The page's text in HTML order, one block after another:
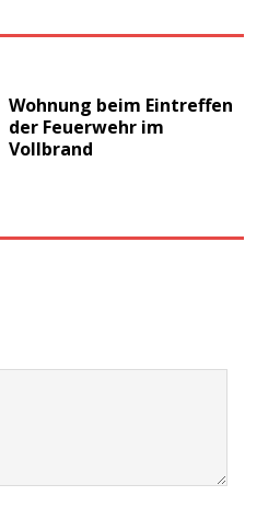
Wohnung beim Eintreffen
der Feuerwehr im
Vollbrand